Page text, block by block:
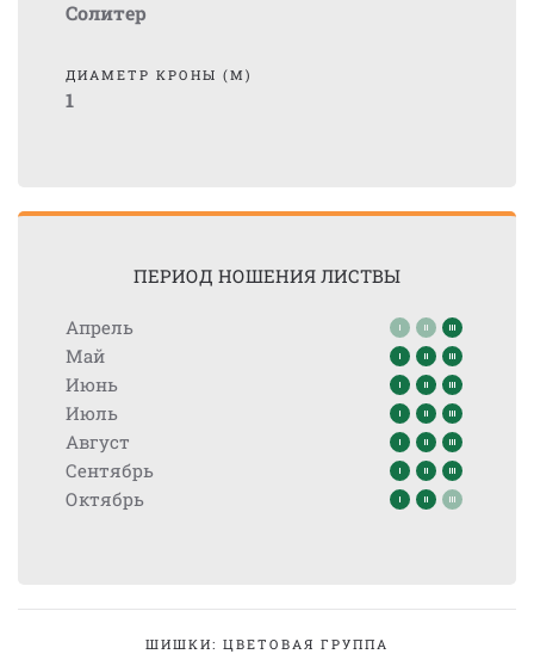
Солитер
ДИАМЕТР КРОНЫ (М)
1
ПЕРИОД НОШЕНИЯ ЛИСТВЫ
Апрель
Май
Июнь
Июль
Август
Сентябрь
Октябрь
ШИШКИ: ЦВЕТОВАЯ ГРУППА